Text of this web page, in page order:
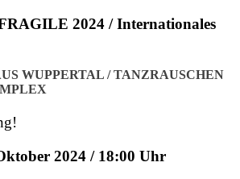
2024 / Internationales
WUPPERTAL / TANZRAUSCHEN
2024 / 18:00 Uhr